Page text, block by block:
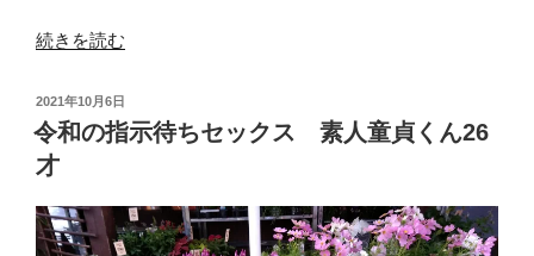
“出
ホ
ス
ト
vs
ソ
ー
続きを読む
投
稿
日:
2021年10月6日
令和の指示待ちセックス 素人童貞くん26
才